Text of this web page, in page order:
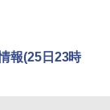
報(25日23時